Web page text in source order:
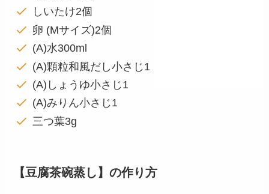
しいたけ2個
卵 (Mサイズ)2個
(A)水300ml
(A)顆粒和風だし小さじ1
(A)しょうゆ小さじ1
(A)みりん小さじ1
三つ葉3g
【豆腐茶碗蒸し】の作り方